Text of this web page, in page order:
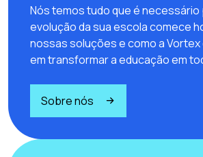
Nós temos tudo que é necessário
evolução da sua escola comece
nossas soluções e como a
em transformar a educação em
Sobre nós